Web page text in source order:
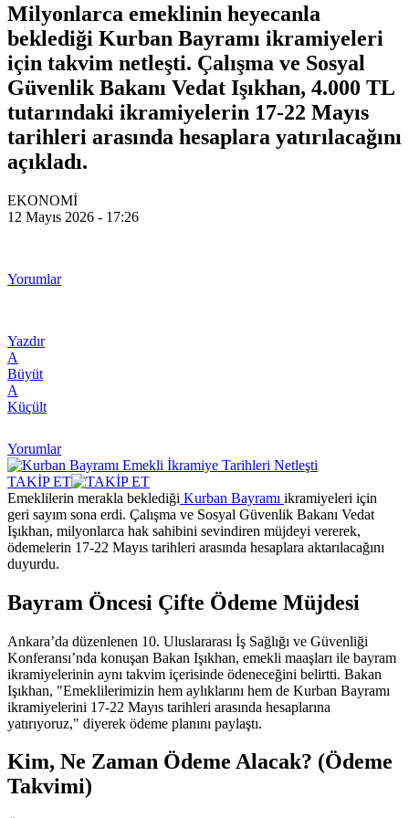
Milyonlarca emeklinin heyecanla
beklediği Kurban Bayramı ikramiyeleri
için takvim netleşti. Çalışma ve Sosyal
Güvenlik Bakanı Vedat Işıkhan, 4.000 TL
tutarındaki ikramiyelerin 17-22 Mayıs
tarihleri arasında hesaplara yatırılacağını
açıkladı.
EKONOMİ
12 Mayıs 2026 - 17:26
Yorumlar
Yazdır
A
Büyüt
A
Küçült
Yorumlar
TAKİP ET
Emeklilerin merakla beklediği Kurban Bayramı ikramiyeleri için
geri sayım sona erdi. Çalışma ve Sosyal Güvenlik Bakanı Vedat
Işıkhan, milyonlarca hak sahibini sevindiren müjdeyi vererek,
ödemelerin 17-22 Mayıs tarihleri arasında hesaplara aktarılacağını
duyurdu.
Bayram Öncesi Çifte Ödeme Müjdesi
Ankara’da düzenlenen 10. Uluslararası İş Sağlığı ve Güvenliği
Konferansı’nda konuşan Bakan Işıkhan, emekli maaşları ile bayram
ikramiyelerinin aynı takvim içerisinde ödeneceğini belirtti. Bakan
Işıkhan, "Emeklilerimizin hem aylıklarını hem de Kurban Bayramı
ikramiyelerini 17-22 Mayıs tarihleri arasında hesaplarına
yatırıyoruz," diyerek ödeme planını paylaştı.
Kim, Ne Zaman Ödeme Alacak? (Ödeme
Takvimi)